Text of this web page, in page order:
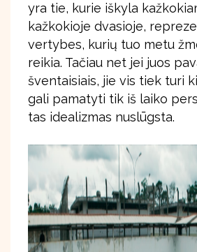
yra tie, kurie iškyla
kažkokioje dvasioje,
vertybes, kurių tuo metu
reikia. Tačiau net jei juos
šventaisiais, jie vis tiek turi
gali pamatyti tik iš laiko
tas idealizmas nuslūgsta.